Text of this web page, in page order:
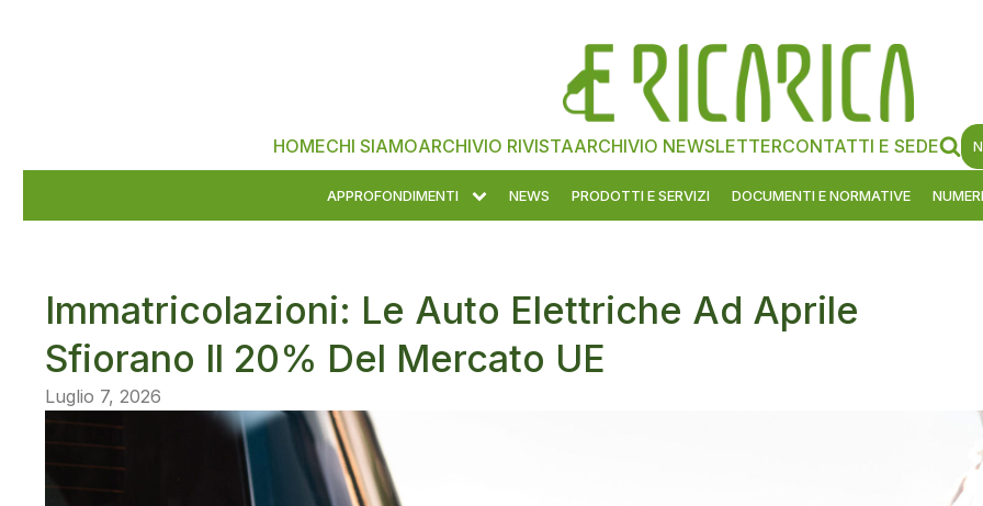
HOMECHI SIAMOARCHIVIO RIVISTAARCHIVIO NEWSLETTERCONTATTI E SEDE
APPROFONDIMENTI NEWS PRODOTTI E SERVIZI DOCUMENTI E NORMATIVE
Immatricolazioni: Le Auto Elettriche Ad Aprile
Sfiorano Il 20% Del Mercato UE
Luglio 7, 2026